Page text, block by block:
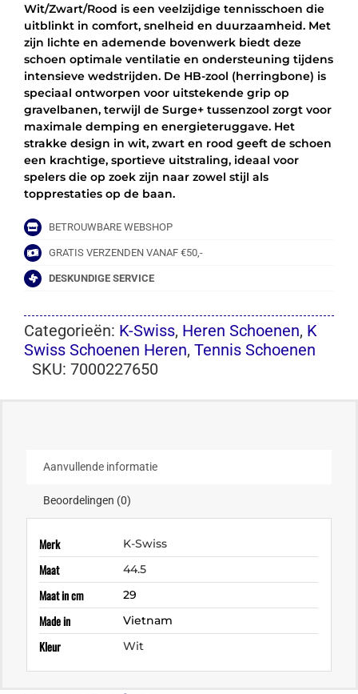
WIT/ZWART/ROOD
Wit/Zwart/Rood is een veelzijdige tennisschoen die
uitblinkt in comfort, snelheid en duurzaamheid. Met
zijn lichte en ademende bovenwerk biedt deze
schoen optimale ventilatie en ondersteuning tijdens
intensieve wedstrijden. De HB-zool (herringbone) is
speciaal ontworpen voor uitstekende grip op
gravelbanen, terwijl de Surge+ tussenzool zorgt voor
maximale demping en energieteruggave. Het
strakke design in wit, zwart en rood geeft de schoen
een krachtige, sportieve uitstraling, ideaal voor
spelers die op zoek zijn naar zowel stijl als
topprestaties op de baan.
BETROUWBARE WEBSHOP
GRATIS VERZENDEN VANAF €50,-
DESKUNDIGE SERVICE
Categorieën: K-Swiss, Heren Schoenen, K
Swiss Schoenen Heren, Tennis Schoenen
SKU: 7000227650
Aanvullende informatie
Beoordelingen (0)
Merk K-Swiss
Maat 44.5
Maat in cm 29
Made in Vietnam
Kleur Wit